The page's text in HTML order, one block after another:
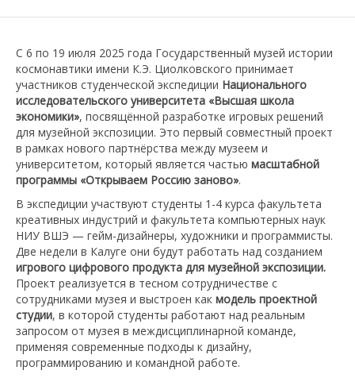
С 6 по 19 июля 2025 года Государственный музей истории
космонавтики имени К.Э. Циолковского принимает
участников студенческой экспедиции Национального
исследовательского университета «Высшая школа
экономики», посвящённой разработке игровых решений
для музейной экспозиции. Это первый совместный проект
в рамках нового партнёрства между музеем и
университетом, который является частью масштабной
программы «Открываем Россию заново».
В экспедиции участвуют студенты 1-4 курса факультета
креативных индустрий и факультета компьютерных наук
НИУ ВШЭ — гейм-дизайнеры, художники и программисты.
Две недели в Калуге они будут работать над созданием
игрового цифрового продукта для музейной экспозиции.
Проект реализуется в тесном сотрудничестве с
сотрудниками музея и выстроен как модель проектной
студии, в которой студенты работают над реальным
запросом от музея в междисциплинарной команде,
применяя современные подходы к дизайну,
программированию и командной работе.